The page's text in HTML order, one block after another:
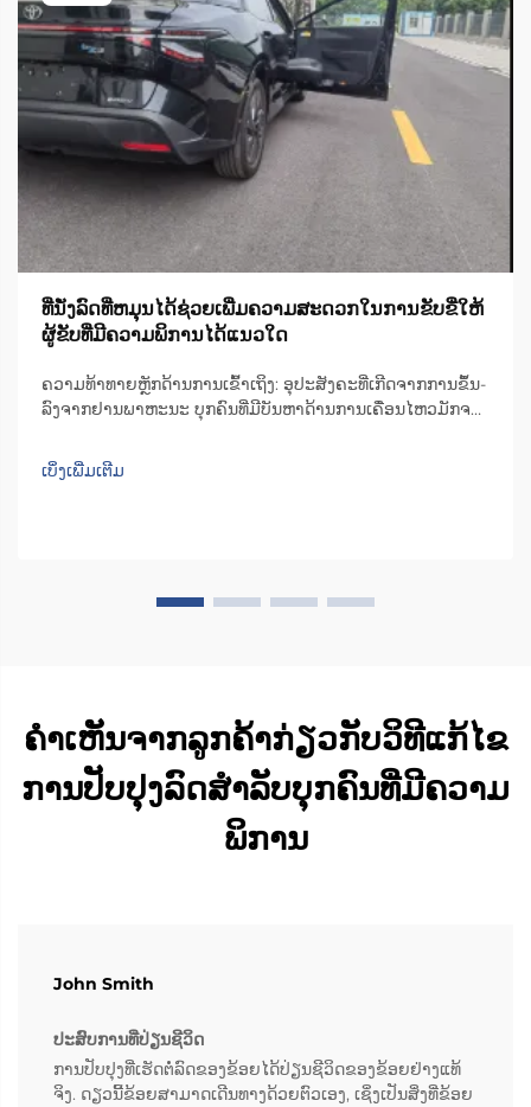
ທີ່ນັ່ງລົດທີ່ຫມຸນໄດ້ຊ່ວຍເພີ່ມຄວາມສະດວກໃນການຂັບຂີ່ໃຫ້
ຜູ້ຂັບທີ່ມີຄວາມພິການໄດ້ແນວໃດ
ຄວາມທ້າທາຍຫຼັກດ້ານການເຂົ້າເຖິງ: ອຸປະສັງຄະທີ່ເກີດຈາກການຂຶ້ນ-
ລົງຈາກຢານພາຫະນະ ບຸກຄົນທີ່ມີບັນຫາດ້ານການເຄື່ອນໄຫວມັກຈະ
ດ້ານໃນຂອງລົດສ່ວນຫຼາຍບໍ່ພຽງພໍ, ສົ່ງຜົນໃຫ້ຜູ້ໃຊ້ຕ້ອງບີບຕົວ ຫຼື ຕື່ນ
ເທິງ...
ເບິ່ງເພີ່ມເຕີມ
ຄຳເຫັນຈາກລູກຄ້າກ່ຽວກັບວິທີແກ້ໄຂ
ການປັບປຸງລົດສຳລັບບຸກຄົນທີ່ມີຄວາມ
ພິການ
John Smith
ປະສົບການທີ່ປ່ຽນຊີວິດ
ການປັບປຸງທີ່ເຮັດຕໍ່ລົດຂອງຂ້ອຍໄດ້ປ່ຽນຊີວິດຂອງຂ້ອຍຢ່າງແທ້
ຈິງ. ດຽວນີ້ຂ້ອຍສາມາດເດີນທາງດ້ວຍຕົວເອງ, ເຊິ່ງເປັນສິ່ງທີ່ຂ້ອຍ